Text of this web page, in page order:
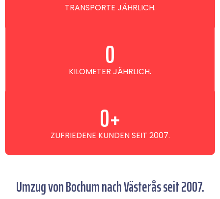
TRANSPORTE JÄHRLICH.
KILOMETER JÄHRLICH.
0
ZUFRIEDENE KUNDEN SEIT 2007.
0+
Umzug von Bochum nach Västerås seit 2007.